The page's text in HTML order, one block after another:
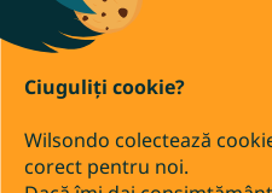
Ciuguliți cookie?
Wilsondo colectează
corect pentru noi.